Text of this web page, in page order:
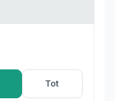
Tot